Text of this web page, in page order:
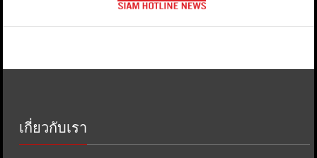
เกี่ยวกับเรา